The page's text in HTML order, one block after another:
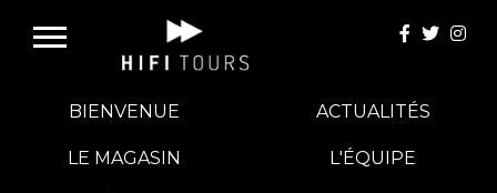
BIENVENUE ACTUALITÉS
LE MAGASIN L'ÉQUIPE